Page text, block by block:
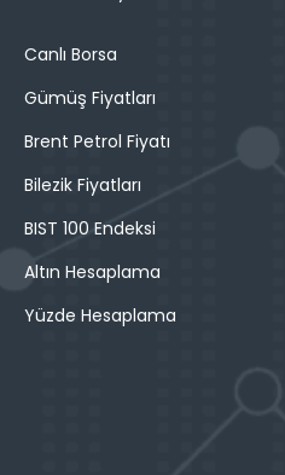
Canlı Borsa
Gümüş Fiyatları
Brent Petrol Fiyatı
Bilezik Fiyatları
BIST 100 Endeksi
Altın Hesaplama
Yüzde Hesaplama